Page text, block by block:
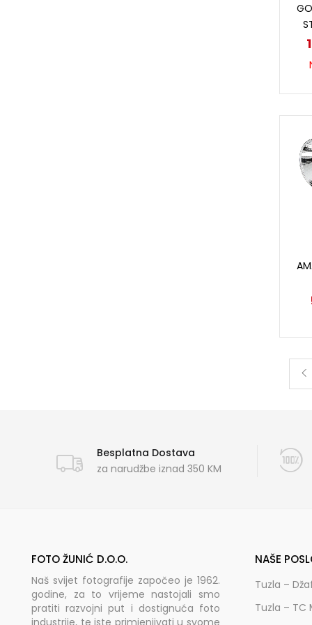
Besplatna Dostava
za narudžbe iznad 350 KM
FOTO ŽUNIĆ D.O.O.
Naš svijet fotografije započeo je 1962.
godine, za to vrijeme nastojali smo
pratiti razvojni put i dostignuća foto
NAŠE
Tuzla –
Tuzla – TC